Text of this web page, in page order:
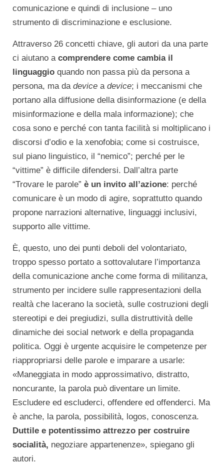
comunicazione e quindi di inclusione – uno
strumento di discriminazione e esclusione.
Attraverso 26 concetti chiave, gli autori da una parte
ci aiutano a comprendere come cambia il
linguaggio quando non passa più da persona a
persona, ma da device a device; i meccanismi che
portano alla diffusione della disinformazione (e della
misinformazione e della mala informazione); che
cosa sono e perché con tanta facilità si moltiplicano i
discorsi d’odio e la xenofobia; come si costruisce,
sul piano linguistico, il “nemico”; perché per le
“vittime” è difficile difendersi. Dall’altra parte
“Trovare le parole” è un invito all’azione: perché
comunicare è un modo di agire, soprattutto quando
propone narrazioni alternative, linguaggi inclusivi,
supporto alle vittime.
È, questo, uno dei punti deboli del volontariato,
troppo spesso portato a sottovalutare l’importanza
della comunicazione anche come forma di militanza,
strumento per incidere sulle rappresentazioni della
realtà che lacerano la società, sulle costruzioni degli
stereotipi e dei pregiudizi, sulla distruttività delle
dinamiche dei social network e della propaganda
politica. Oggi è urgente acquisire le competenze per
riappropriarsi delle parole e imparare a usarle:
«Maneggiata in modo approssimativo, distratto,
noncurante, la parola può diventare un limite.
Escludere ed escluderci, offendere ed offenderci. Ma
è anche, la parola, possibilità, logos, conoscenza.
Duttile e potentissimo attrezzo per costruire
socialità, negoziare appartenenze», spiegano gli
autori.